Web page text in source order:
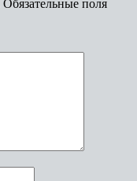
Обязательные поля